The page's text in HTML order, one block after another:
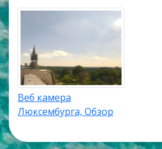
Веб камера
Люксембурга, Обзор